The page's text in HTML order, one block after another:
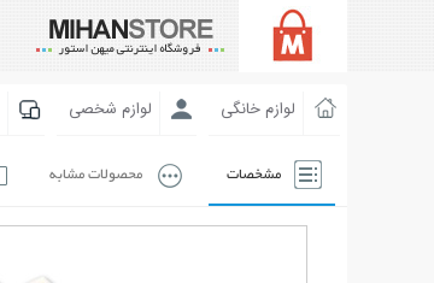
لوازم خانگی لوازم شخصی
مشخصات محصولات مشابه